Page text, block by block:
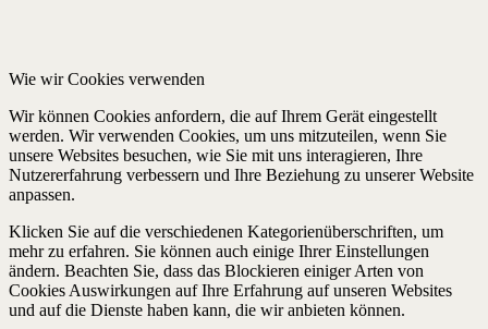
Wie wir Cookies verwenden
Wir können Cookies anfordern, die auf Ihrem Gerät eingestellt
werden. Wir verwenden Cookies, um uns mitzuteilen, wenn Sie
unsere Websites besuchen, wie Sie mit uns interagieren, Ihre
Nutzererfahrung verbessern und Ihre Beziehung zu unserer Website
anpassen.
Klicken Sie auf die verschiedenen Kategorienüberschriften, um
mehr zu erfahren. Sie können auch einige Ihrer Einstellungen
ändern. Beachten Sie, dass das Blockieren einiger Arten von
Cookies Auswirkungen auf Ihre Erfahrung auf unseren Websites
und auf die Dienste haben kann, die wir anbieten können.